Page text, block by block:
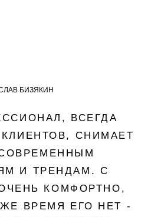
БИЗЯКИН
ВСЕГДА
СНИМАЕТ
И ТРЕНДАМ. С
КОМФОРТНО,
ВРЕМЯ ЕГО НЕТ -